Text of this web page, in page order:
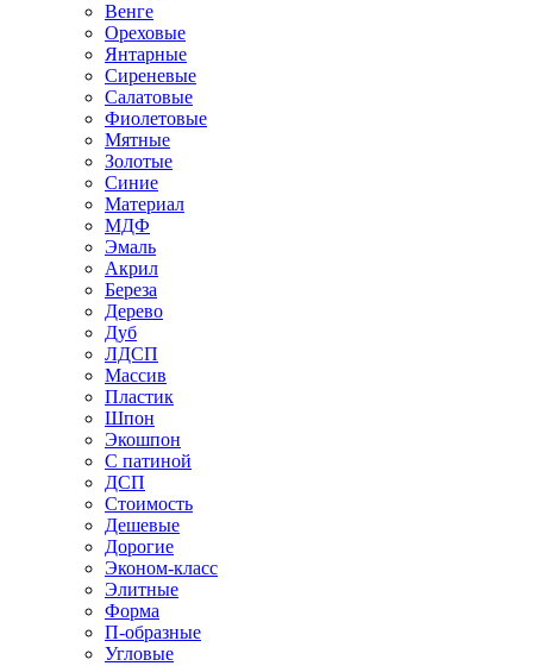
Венге
Ореховые
Янтарные
Сиреневые
Салатовые
Фиолетовые
Мятные
Золотые
Синие
Материал
МДФ
Эмаль
Акрил
Береза
Дерево
Дуб
ЛДСП
Массив
Пластик
Шпон
Экошпон
С патиной
ДСП
Стоимость
Дешевые
Дорогие
Эконом-класс
Элитные
Форма
П-образные
Угловые